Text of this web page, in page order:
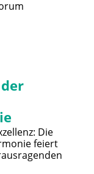
Die
feiert